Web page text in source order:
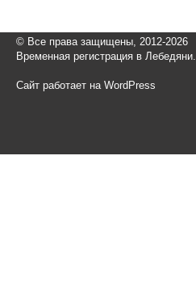
© Все права защищены, 2012-2026
Временная регистрация в Лебедяни.
Сайт работает на WordPress